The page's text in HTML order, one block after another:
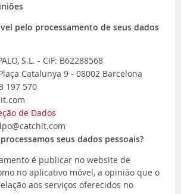
pelo processamento de seus dados
S.L. - CIF: B62288568
Catalunya 9 - 08002 Barcelona
197 570
de Dados
seus dados pessoais?
é publicar no website de
no aplicativo móvel, a opinião que o
aos serviços oferecidos no